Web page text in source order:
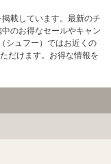
載しています。最新のチ
のお得なセールやキャン
シュフー）ではお近くの
だけます。お得な情報を